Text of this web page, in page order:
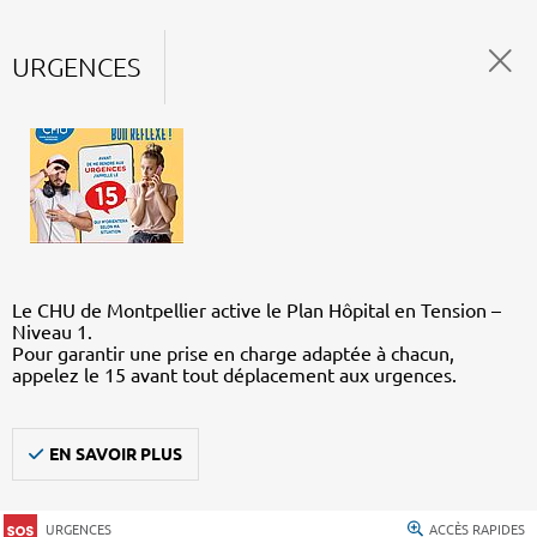
URGENCES
Le CHU de Montpellier active le Plan Hôpital en Tension –
Niveau 1.
Pour garantir une prise en charge adaptée à chacun,
appelez le 15 avant tout déplacement aux urgences.
EN SAVOIR PLUS
URGENCES ACCÈS RAPIDES